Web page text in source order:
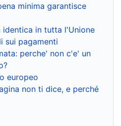
minima garantisce
identica in tutta l'Unione
sui pagamenti
perche' non c'e' un
europeo
non ti dice, e perché